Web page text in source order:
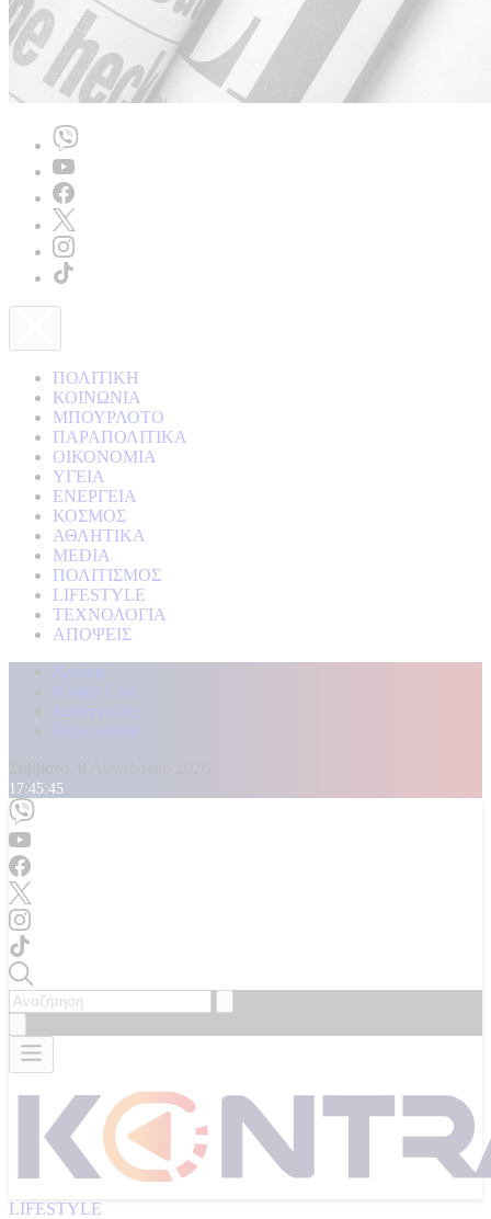
ΠΟΛΙΤΙΚΗ
ΚΟΙΝΩΝΙΑ
ΜΠΟΥΡΛΟΤΟ
ΠΑΡΑΠΟΛΙΤΙΚΑ
ΟΙΚΟΝΟΜΙΑ
ΥΓΕΙΑ
ΕΝΕΡΓΕΙΑ
ΚΟΣΜΟΣ
ΑΘΛΗΤΙΚΑ
MEDIA
ΠΟΛΙΤΙΣΜΟΣ
LIFESTYLE
ΤΕΧΝΟΛΟΓΙΑ
ΑΠΟΨΕΙΣ
Αρχική
Kontra Live
Καταγγελίες
Επικοινωνία
17:45:47
LIFESTYLE